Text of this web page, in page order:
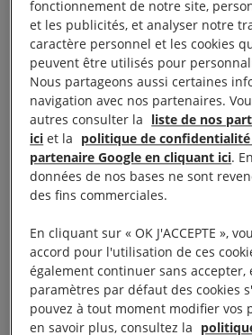
interactif à Genève qui
Etats de formuler des
l’Etat examiné sur des
politique de droits humains
des progrès ou au
aggravations depuis
Le 1er mai, la France recevra
observations des Etats. Elle
recommandation, en
refusant. L’EPU
l’adoption d’un rapport
constituera un engagement
fonctionnement de notre site,
et les publicités, et analyser notre
caractère personnel et les cookies
peuvent être utilisés pour
Nous partageons aussi certaines
navigation avec nos partenaires.
autres consulter la liste de nos
ici et la politique de
partenaire Google en cliquant ici.
données de nos bases ne sont
des fins commerciales.
En cliquant sur « OK J'ACCEPTE »,
accord pour l'utilisation de ces
également continuer sans accepter,
paramètres par défaut des cookies
pouvez à tout moment modifier vos
en savoir plus, consultez la